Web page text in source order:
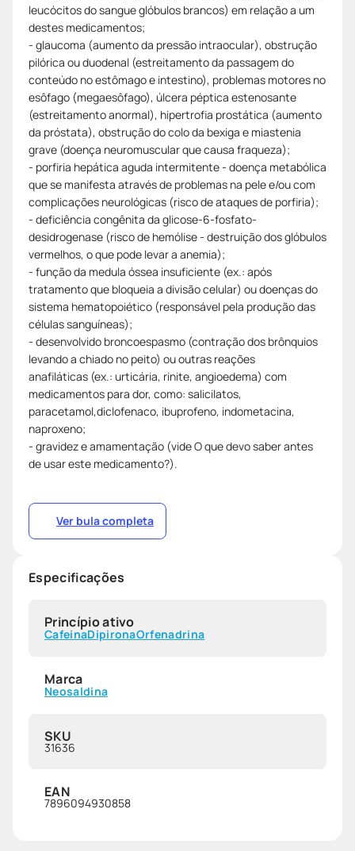
leucócitos do sangue glóbulos brancos) em relação a um
destes medicamentos;
- glaucoma (aumento da pressão intraocular), obstrução
pilórica ou duodenal (estreitamento da passagem do
conteúdo no estômago e intestino), problemas motores no
esôfago (megaesôfago), úlcera péptica estenosante
(estreitamento anormal), hipertrofia prostática (aumento
da próstata), obstrução do colo da bexiga e miastenia
grave (doença neuromuscular que causa fraqueza);
- porfiria hepática aguda intermitente - doença metabólica
que se manifesta através de problemas na pele e/ou com
complicações neurológicas (risco de ataques de porfiria);
- deficiência congênita da glicose-6-fosfato-
desidrogenase (risco de hemólise - destruição dos glóbulos
vermelhos, o que pode levar a anemia);
- função da medula óssea insuficiente (ex.: após
tratamento que bloqueia a divisão celular) ou doenças do
sistema hematopoiético (responsável pela produção das
células sanguíneas);
- desenvolvido broncoespasmo (contração dos brônquios
levando a chiado no peito) ou outras reações
anafiláticas (ex.: urticária, rinite, angioedema) com
medicamentos para dor, como: salicilatos,
paracetamol,diclofenaco, ibuprofeno, indometacina,
naproxeno;
- gravidez e amamentação (vide O que devo saber antes
de usar este medicamento?).
Ver bula completa
Especificações
Princípio ativo
CafeinaDipironaOrfenadrina
Marca
Neosaldina
SKU
31636
EAN
7896094930858